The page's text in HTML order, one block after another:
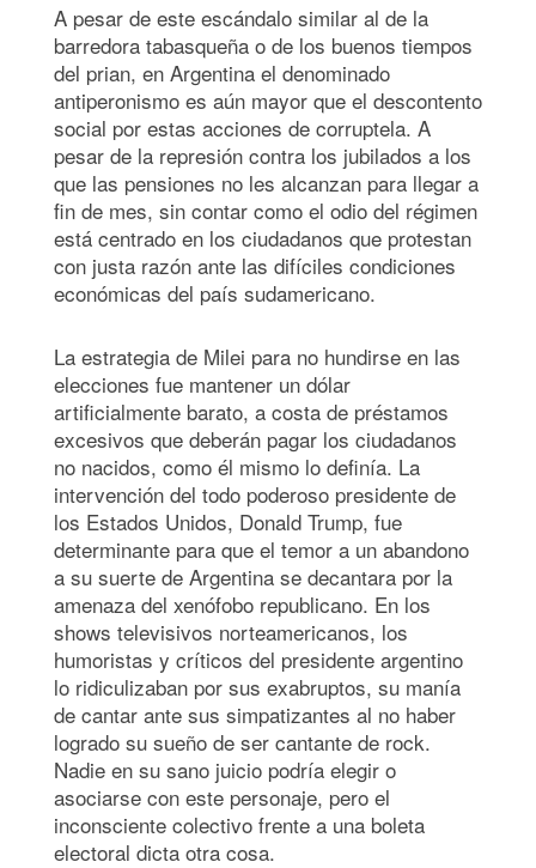
A pesar de este escándalo similar al de la
barredora tabasqueña o de los buenos tiempos
del prian, en Argentina el denominado
antiperonismo es aún mayor que el descontento
social por estas acciones de corruptela. A
pesar de la represión contra los jubilados a los
que las pensiones no les alcanzan para llegar a
fin de mes, sin contar como el odio del régimen
está centrado en los ciudadanos que protestan
con justa razón ante las difíciles condiciones
económicas del país sudamericano.
La estrategia de Milei para no hundirse en las
elecciones fue mantener un dólar
artificialmente barato, a costa de préstamos
excesivos que deberán pagar los ciudadanos
no nacidos, como él mismo lo definía. La
intervención del todo poderoso presidente de
los Estados Unidos, Donald Trump, fue
determinante para que el temor a un abandono
a su suerte de Argentina se decantara por la
amenaza del xenófobo republicano. En los
shows televisivos norteamericanos, los
humoristas y críticos del presidente argentino
lo ridiculizaban por sus exabruptos, su manía
de cantar ante sus simpatizantes al no haber
logrado su sueño de ser cantante de rock.
Nadie en su sano juicio podría elegir o
asociarse con este personaje, pero el
inconsciente colectivo frente a una boleta
electoral dicta otra cosa.